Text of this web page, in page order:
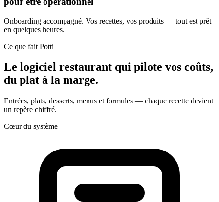
Onboarding accompagné. Vos recettes, vos produits — tout est prêt
en quelques heures.
Ce que fait Potti
Le logiciel restaurant qui pilote vos coûts,
du plat à la marge.
Entrées, plats, desserts, menus et formules — chaque recette devient
un repère chiffré.
Cœur du système